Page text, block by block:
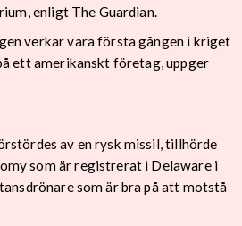
enligt The Guardian.
verkar vara första gången i kriget
ett amerikanskt företag, uppger
av en rysk missil, tillhörde
som är registrerat i Delaware i
som är bra på att motstå